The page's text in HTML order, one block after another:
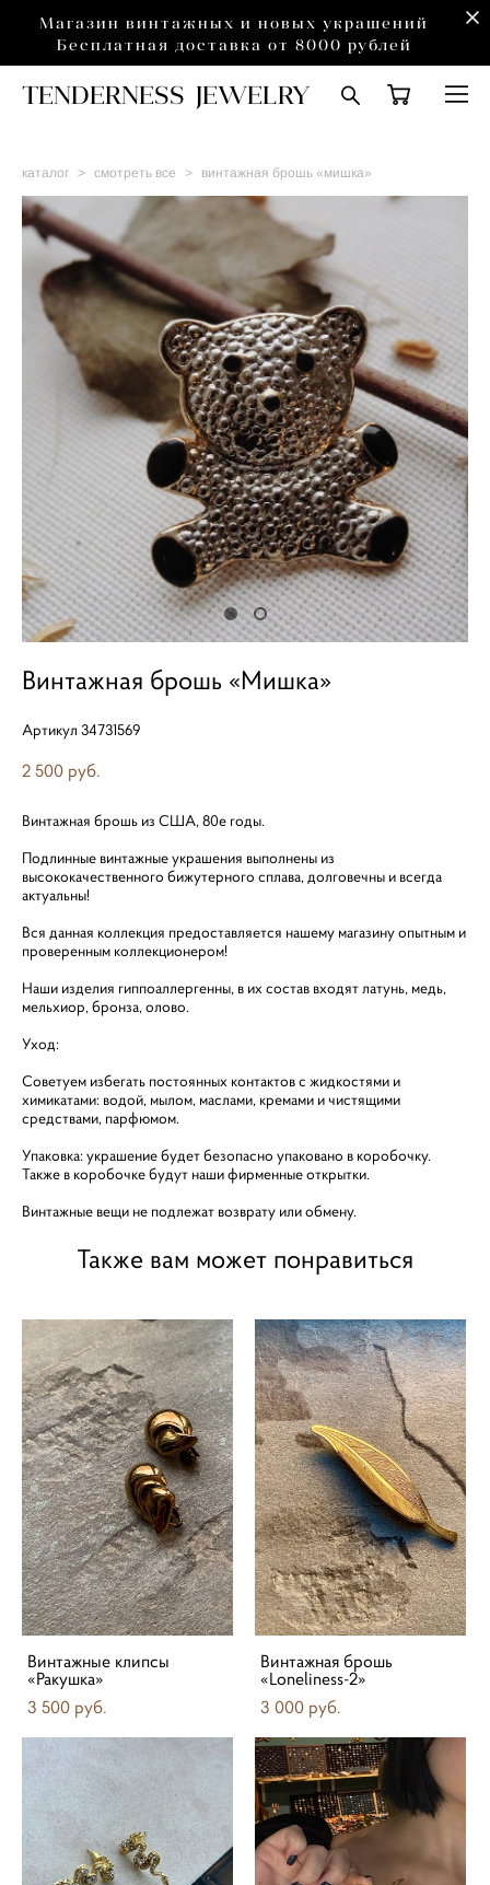
Магазин винтажных и новых украшений
Бесплатная доставка от 8000 рублей
TENDERNESS JEWELRY
каталог > смотреть все > винтажная брошь «мишка»
Винтажная брошь «Мишка»
Артикул 34731569
2 500 pуб.
Винтажная брошь из США, 80е годы.
Подлинные винтажные украшения выполнены из
высококачественного бижутерного сплава, долговечны и всегда
актуальны!
Вся данная коллекция предоставляется нашему магазину опытным и
проверенным коллекционером!
Наши изделия гиппоаллергенны, в их состав входят латунь, медь,
мельхиор, бронза, олово.
Уход:
Советуем избегать постоянных контактов с жидкостями и
химикатами: водой, мылом, маслами, кремами и чистящими
средствами, парфюмом.
Упаковка: украшение будет безопасно упаковано в коробочку.
Также в коробочке будут наши фирменные открытки.
Винтажные вещи не подлежат возврату или обмену.
Также вам может понравиться
Винтажные клипсы
«Ракушка»
3 500 pуб.
Винтажная брошь
«Loneliness-2»
3 000 pуб.